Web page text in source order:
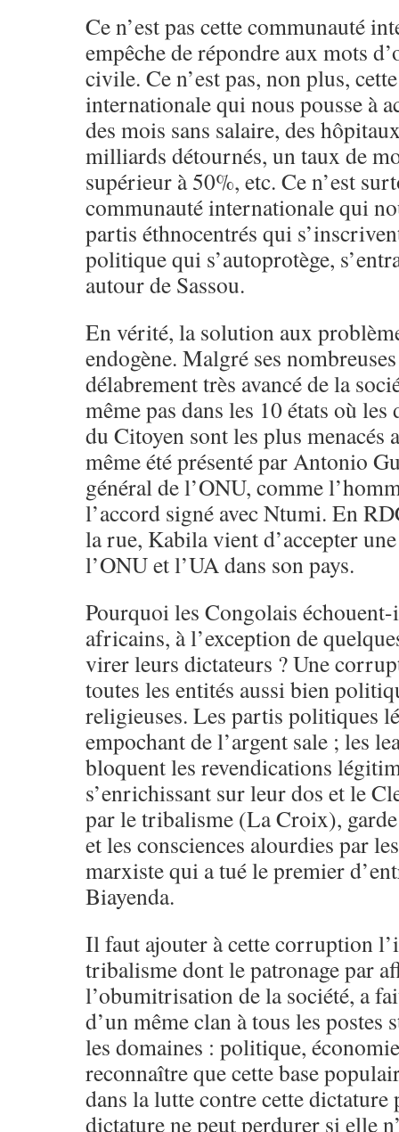
Ce n’est pas cette communauté
empêche de répondre aux mots
civile. Ce n’est pas, non plus,
internationale qui nous pousse à
des mois sans salaire, des
milliards détournés, un taux de
supérieur à 50%, etc. Ce n’est
communauté internationale qui
partis éthnocentrés qui
politique qui s’autoprotège,
autour de Sassou.
En vérité, la solution aux
endogène. Malgré ses
délabrement très avancé de la
même pas dans les 10 états où
du Citoyen sont les plus menacés
même été présenté par Antonio
général de l’ONU, comme
l’accord signé avec Ntumi. En
la rue, Kabila vient d’accepter
l’ONU et l’UA dans son pays.
Pourquoi les Congolais échouent-
africains, à l’exception de
virer leurs dictateurs ? Une
toutes les entités aussi bien
religieuses. Les partis politiques
empochant de l’argent sale ; les
bloquent les revendications
s’enrichissant sur leur dos et le
par le tribalisme (La Croix),
et les consciences alourdies par
marxiste qui a tué le premier
Biayenda.
Il faut ajouter à cette corruption
tribalisme dont le patronage par
l’obumitrisation de la société, a
d’un même clan à tous les postes
les domaines : politique,
reconnaître que cette base
dans la lutte contre cette dictature
dictature ne peut perdurer si elle